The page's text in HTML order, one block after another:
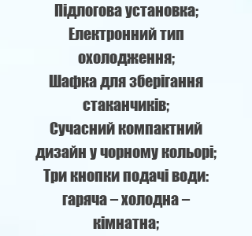
Підлогова установка;
Електронний тип
охолодження;
Шафка для зберігання
стаканчиків;
Сучасний компактний
дизайн у чорному кольорі;
Три кнопки подачі води:
гаряча – холодна –
кімнатна;